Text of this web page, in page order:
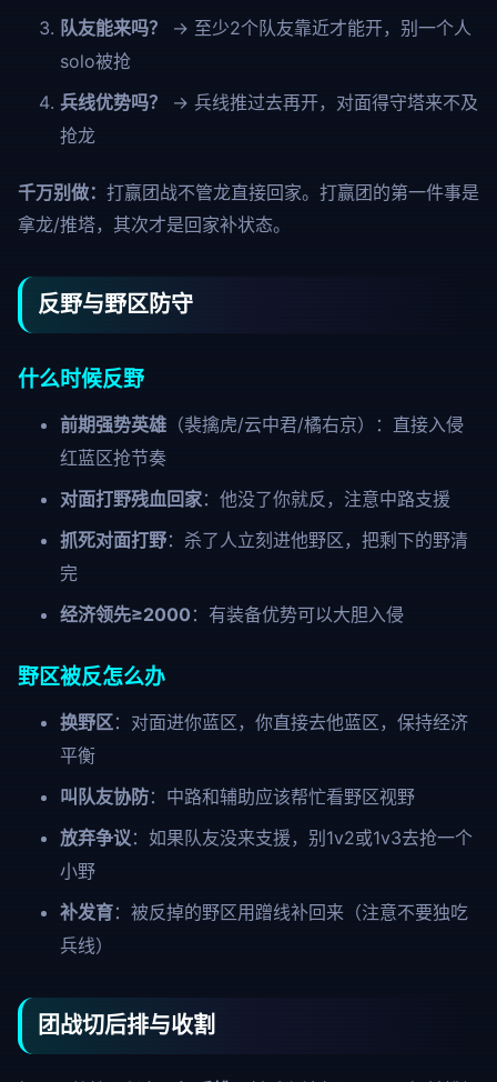
队友能来吗？
→ 至少2个队友靠近才能开，别一个人
solo被抢
兵线优势吗？
→ 兵线推过去再开，对面得守塔来不及
抢龙
千万别做： 打赢团战不管龙直接回家。打赢团的第一件事是
拿龙/推塔，其次才是回家补状态。
反野与野区防守
什么时候反野
前期强势英雄（裴擒虎/云中君/橘右京）：直接入侵
红蓝区抢节奏
对面打野残血回家：他没了你就反，注意中路支援
抓死对面打野：杀了人立刻进他野区，把剩下的野清
完
经济领先≥2000 ：有装备优势可以大胆入侵
野区被反怎么办
换野区：对面进你蓝区，你直接去他蓝区，保持经济
平衡
叫队友协防：中路和辅助应该帮忙看野区视野
放弃争议：如果队友没来支援，别1v2或1v3去抢一个
小野
补发育：被反掉的野区用蹭线补回来（注意不要独吃
兵线）
团战切后排与收割